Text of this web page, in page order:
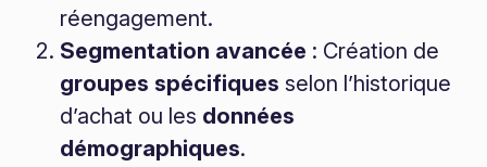
réengagement.
Segmentation avancée : Création de
groupes spécifiques selon l’historique
d’achat ou les données
démographiques.